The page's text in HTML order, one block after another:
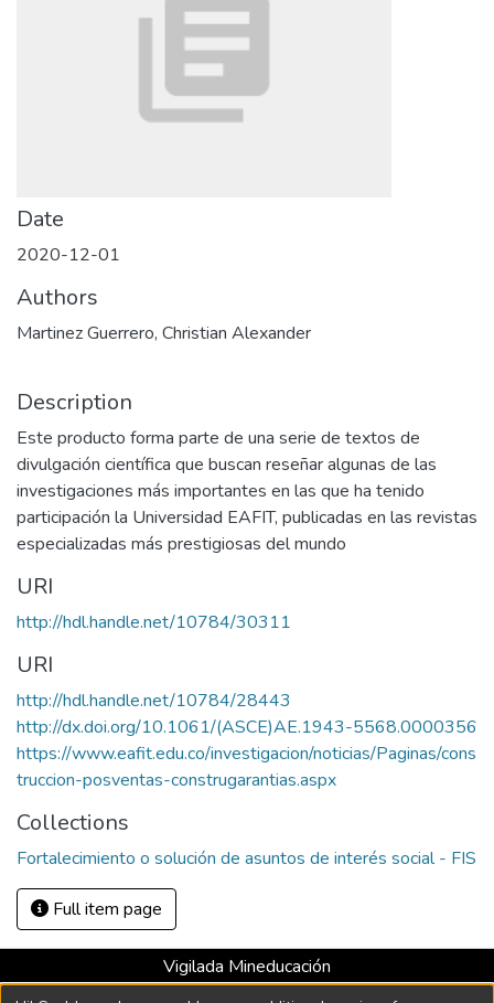
Date
2020-12-01
Authors
Martinez Guerrero, Christian Alexander
Description
Este producto forma parte de una serie de textos de
divulgación científica que buscan reseñar algunas de las
investigaciones más importantes en las que ha tenido
participación la Universidad EAFIT, publicadas en las revistas
especializadas más prestigiosas del mundo
URI
http://hdl.handle.net/10784/30311
URI
http://hdl.handle.net/10784/28443
http://dx.doi.org/10.1061/(ASCE)AE.1943-5568.0000356
https://www.eafit.edu.co/investigacion/noticias/Paginas/cons
truccion-posventas-construgarantias.aspx
Collections
Fortalecimiento o solución de asuntos de interés social - FIS
Full item page
Vigilada Mineducación
Universidad con Acreditación Institucional hasta 2026 -